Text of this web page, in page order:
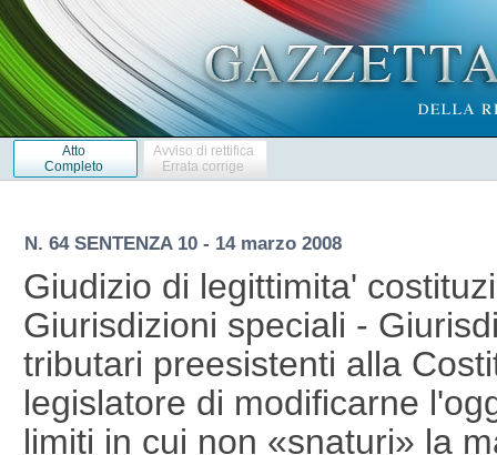
Atto
Completo
Avviso di rettifica
Errata corrige
N. 64 SENTENZA 10 - 14 marzo 2008
Giudizio di legittimita'
Giurisdizioni speciali -
tributari preesistenti alla
legislatore di modificarne
limiti in cui non «snaturi» la